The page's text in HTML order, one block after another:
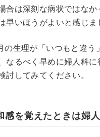
合は深刻な病状ではな
早いほうがよいと感じま
の生理が「いつもと違う
なるべく早めに婦人科
討してみてください。
感を覚えたときは婦